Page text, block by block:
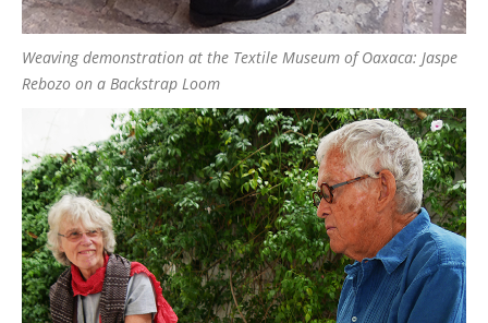
Weaving demonstration at the Textile Museum of Oaxaca: Jaspe
Rebozo on a Backstrap Loom